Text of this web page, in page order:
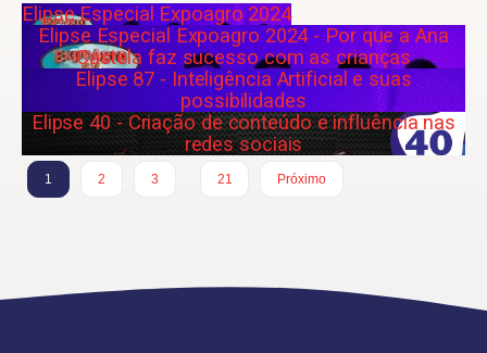
Elipse Especial Expoagro 2024
Elipse Especial Expoagro 2024 - Por que a Ana
Castela faz sucesso com as crianças
Elipse 87 - Inteligência Artificial e suas
possibilidades
Elipse 40 - Criação de conteúdo e influência nas
redes sociais
1 2 3
21
Próximo